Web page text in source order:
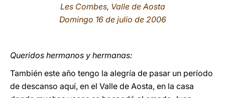
Les Combes, Valle de Aosta
Domingo 16 de julio de 2006
Queridos hermanos y hermanas:
También este año tengo la alegría de pasar un período
de descanso aquí, en el Valle de Aosta, en la casa